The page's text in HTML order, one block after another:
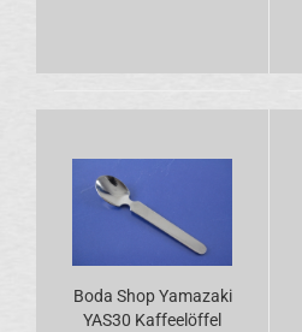
Boda Shop Yamazaki
YAS30 Kaffeelöffel